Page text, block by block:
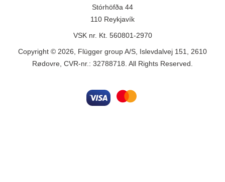
Stórhöfða 44
110 Reykjavík
VSK nr. Kt. 560801-2970
Copyright © 2026, Flügger group A/S, Islevdalvej 151, 2610
Rødovre, CVR-nr.: 32788718. All Rights Reserved.